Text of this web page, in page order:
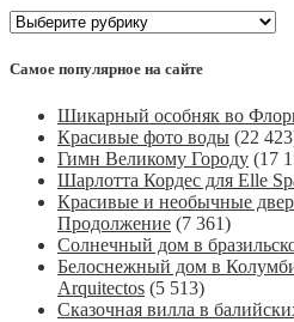
Рубрики
Самое популярное на сайте
Шикарный особняк во
Красивые фото воды (22
Гимн Великому Городу (17
Шарлотта Кордес для Elle
Красивые и необычные
Продолжение (7 361)
Солнечный дом в
Белоснежный дом в
Arquitectos (5 513)
Сказочная вилла в